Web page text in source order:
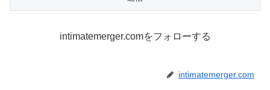
intimatemerger.comをフォローする
intimatemerger.com